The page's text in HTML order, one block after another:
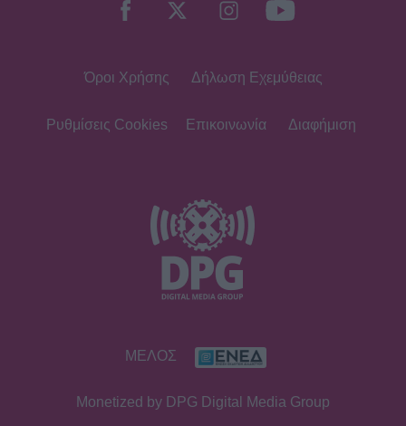
έρωτας που φέρνει την απόλυτη
Ανδρομάχη: Στο νοσοκομείο με ορό η
γνωστή τραγουδίστρια μετά από
έντονη αδιαθεσία σε live εμφάνιση
Οικονομάκου - Τσερέλα: Συνεχίζουν
Μπόρα - Νέες φωτογραφίες
Όροι Χρήσης Δήλωση Εχεμύθειας
Ρυθμίσεις Cookies Επικοινωνία Διαφήμιση
ΜΕΛΟΣ
Monetized by DPG Digital Media Group